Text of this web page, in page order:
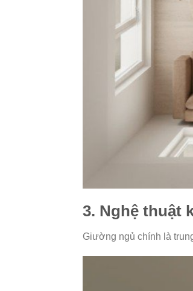
3. Nghệ thuật
Giường ngủ chính là